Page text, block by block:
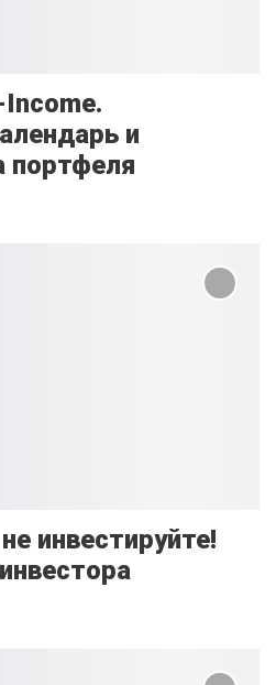
и
портфеля
инвестируйте!